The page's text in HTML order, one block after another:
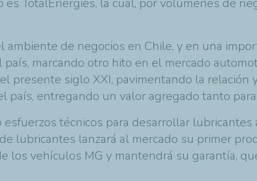
ambiente de negocios en Chile, y en una
marcando otro hito en el mercado
presente siglo XXI, pavimentando la relación
país, entregando un valor agregado tanto
técnicos para desarrollar
lubricantes lanzará al mercado su primer
los vehículos MG y mantendrá su garantía,